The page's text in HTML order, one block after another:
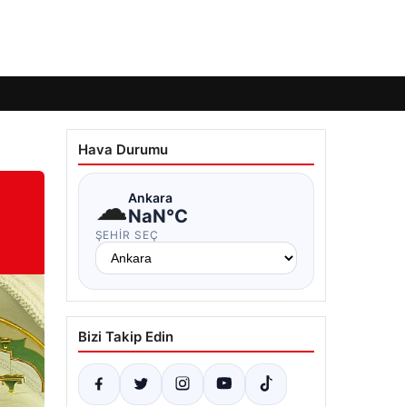
Hava Durumu
☁Ankara
NaN°C
ŞEHIR SEÇ
Bizi Takip Edin